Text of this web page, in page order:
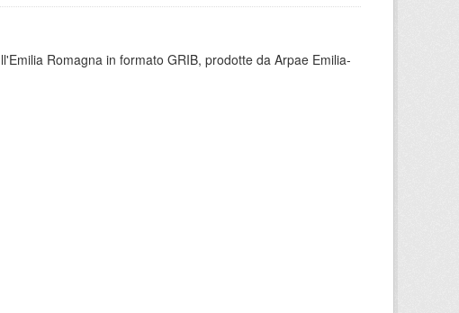
Romagna in formato GRIB, prodotte da Arpae Emilia-